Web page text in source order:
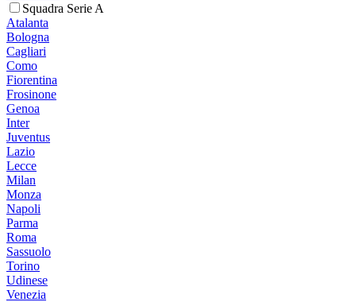
Squadra Serie A
Atalanta
Bologna
Cagliari
Como
Fiorentina
Frosinone
Genoa
Inter
Juventus
Lazio
Lecce
Milan
Monza
Napoli
Parma
Roma
Sassuolo
Torino
Udinese
Venezia